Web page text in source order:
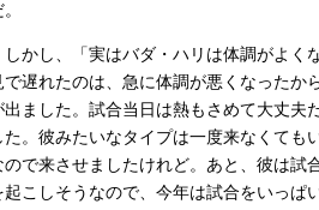
かし、「実はバダ・ハリは体調がよく
で遅れたのは、急に体調が悪くなったか
出ました。試合当日は熱もさめて大丈夫
た。彼みたいなタイプは一度来なくても
ので来させましたけれど。あと、彼は試
起こしそうなので、今年は試合をいっぱ